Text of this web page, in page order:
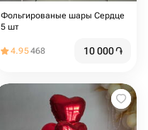
Фольгированые шары Сердце
5 шт
4.95468 10 000֏